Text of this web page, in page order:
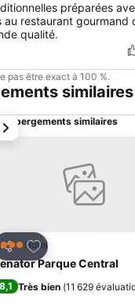
préparées
restaurant gourmand
qualité.
pas être exact à 100 %.
similaires
Hébergements similaires
Partager
Ajouter à mes
Hôtel
Parque Central
8,1 Très bien (11 629
suivant